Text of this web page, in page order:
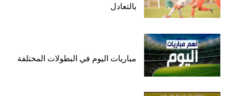
بالتعادل
مباريات اليوم في البطولات المختلفة